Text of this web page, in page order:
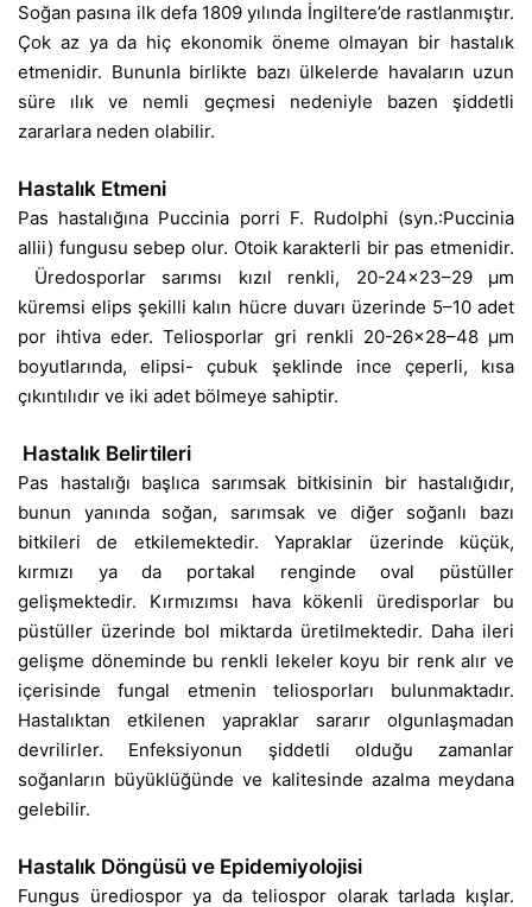
Soğan pasına ilk defa 1809 yılında İngiltere’de rastlanmıştır.
Çok az ya da hiç ekonomik öneme olmayan bir hastalık
etmenidir. Bununla birlikte bazı ülkelerde havaların uzun
süre ılık ve nemli geçmesi nedeniyle bazen şiddetli
zararlara neden olabilir.
Hastalık Etmeni
Pas hastalığına Puccinia porri F. Rudolphi (syn.:Puccinia
allii) fungusu sebep olur. Otoik karakterli bir pas etmenidir.
Üredosporlar sarımsı kızıl renkli, 20-24×23–29 µm
küremsi elips şekilli kalın hücre duvarı üzerinde 5–10 adet
por ihtiva eder. Teliosporlar gri renkli 20-26×28–48 µm
boyutlarında, elipsi- çubuk şeklinde ince çeperli, kısa
çıkıntılıdır ve iki adet bölmeye sahiptir.
Hastalık Belirtileri
Pas hastalığı başlıca sarımsak bitkisinin bir hastalığıdır,
bunun yanında soğan, sarımsak ve diğer soğanlı bazı
bitkileri de etkilemektedir. Yapraklar üzerinde küçük,
kırmızı ya da portakal renginde oval püstüller
gelişmektedir. Kırmızımsı hava kökenli üredisporlar bu
püstüller üzerinde bol miktarda üretilmektedir. Daha ileri
gelişme döneminde bu renkli lekeler koyu bir renk alır ve
içerisinde fungal etmenin teliosporları bulunmaktadır.
Hastalıktan etkilenen yapraklar sararır olgunlaşmadan
devrilirler. Enfeksiyonun şiddetli olduğu zamanlar
soğanların büyüklüğünde ve kalitesinde azalma meydana
gelebilir.
Hastalık Döngüsü ve Epidemiyolojisi
Fungus ürediospor ya da teliospor olarak tarlada kışlar.